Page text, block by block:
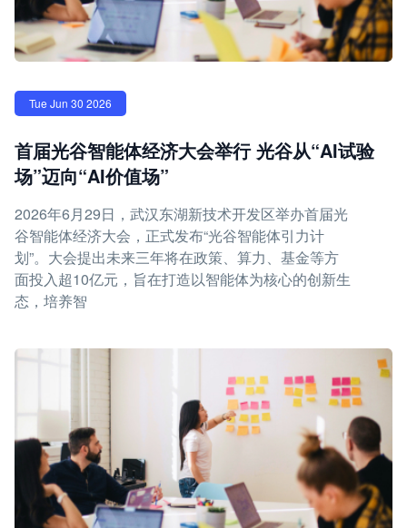
Tue Jun 30 2026
首届光谷智能体经济大会举行 光谷从“AI试验
场”迈向“AI价值场”
2026年6月29日，武汉东湖新技术开发区举办首届光
谷智能体经济大会，正式发布“光谷智能体引力计
划”。大会提出未来三年将在政策、算力、基金等方
面投入超10亿元，旨在打造以智能体为核心的创新生
态，培养智